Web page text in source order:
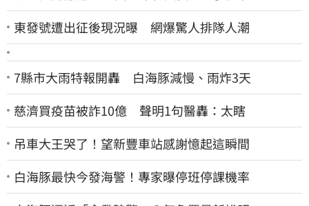
東發號遭出征後現況曝 網爆驚人排隊人潮
7縣市大雨特報開轟 白海豚減慢、雨炸3天
慈濟買疫苗被詐10億 聲明1句醫轟：太瞎
吊車大王哭了！望新豐車站感謝憶起這瞬間
白海豚最快今發海警！專家曝停班停課機率